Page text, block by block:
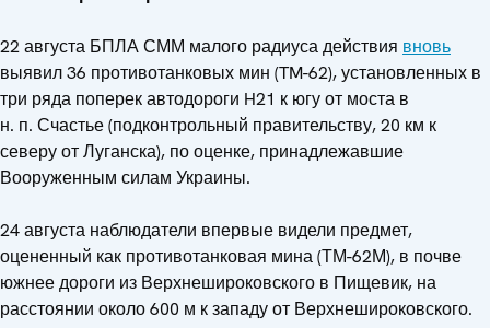
22 августа БПЛА СММ малого радиуса действия вновь
выявил 36 противотанковых мин (TM-62), установленных в
три ряда поперек автодороги H21 к югу от моста в
н. п. Счастье (подконтрольный правительству, 20 км к
северу от Луганска), по оценке, принадлежавшие
Вооруженным силам Украины.
24 августа наблюдатели впервые видели предмет,
оцененный как противотанковая мина (ТМ-62М), в почве
южнее дороги из Верхнешироковского в Пищевик, на
расстоянии около 600 м к западу от Верхнешироковского.